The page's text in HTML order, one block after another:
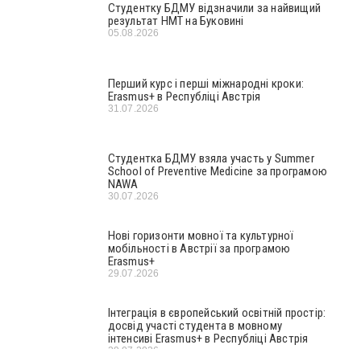
Студентку БДМУ відзначили за найвищий
результат НМТ на Буковині
05.08.2026
Перший курс і перші міжнародні кроки:
Erasmus+ в Республіці Австрія
31.07.2026
Студентка БДМУ взяла участь у Summer
School of Preventive Medicine за програмою
NAWA
30.07.2026
Нові горизонти мовної та культурної
мобільності в Австрії за програмою
Erasmus+
29.07.2026
Інтеграція в європейський освітній простір:
досвід участі студента в мовному
інтенсиві Erasmus+ в Республіці Австрія